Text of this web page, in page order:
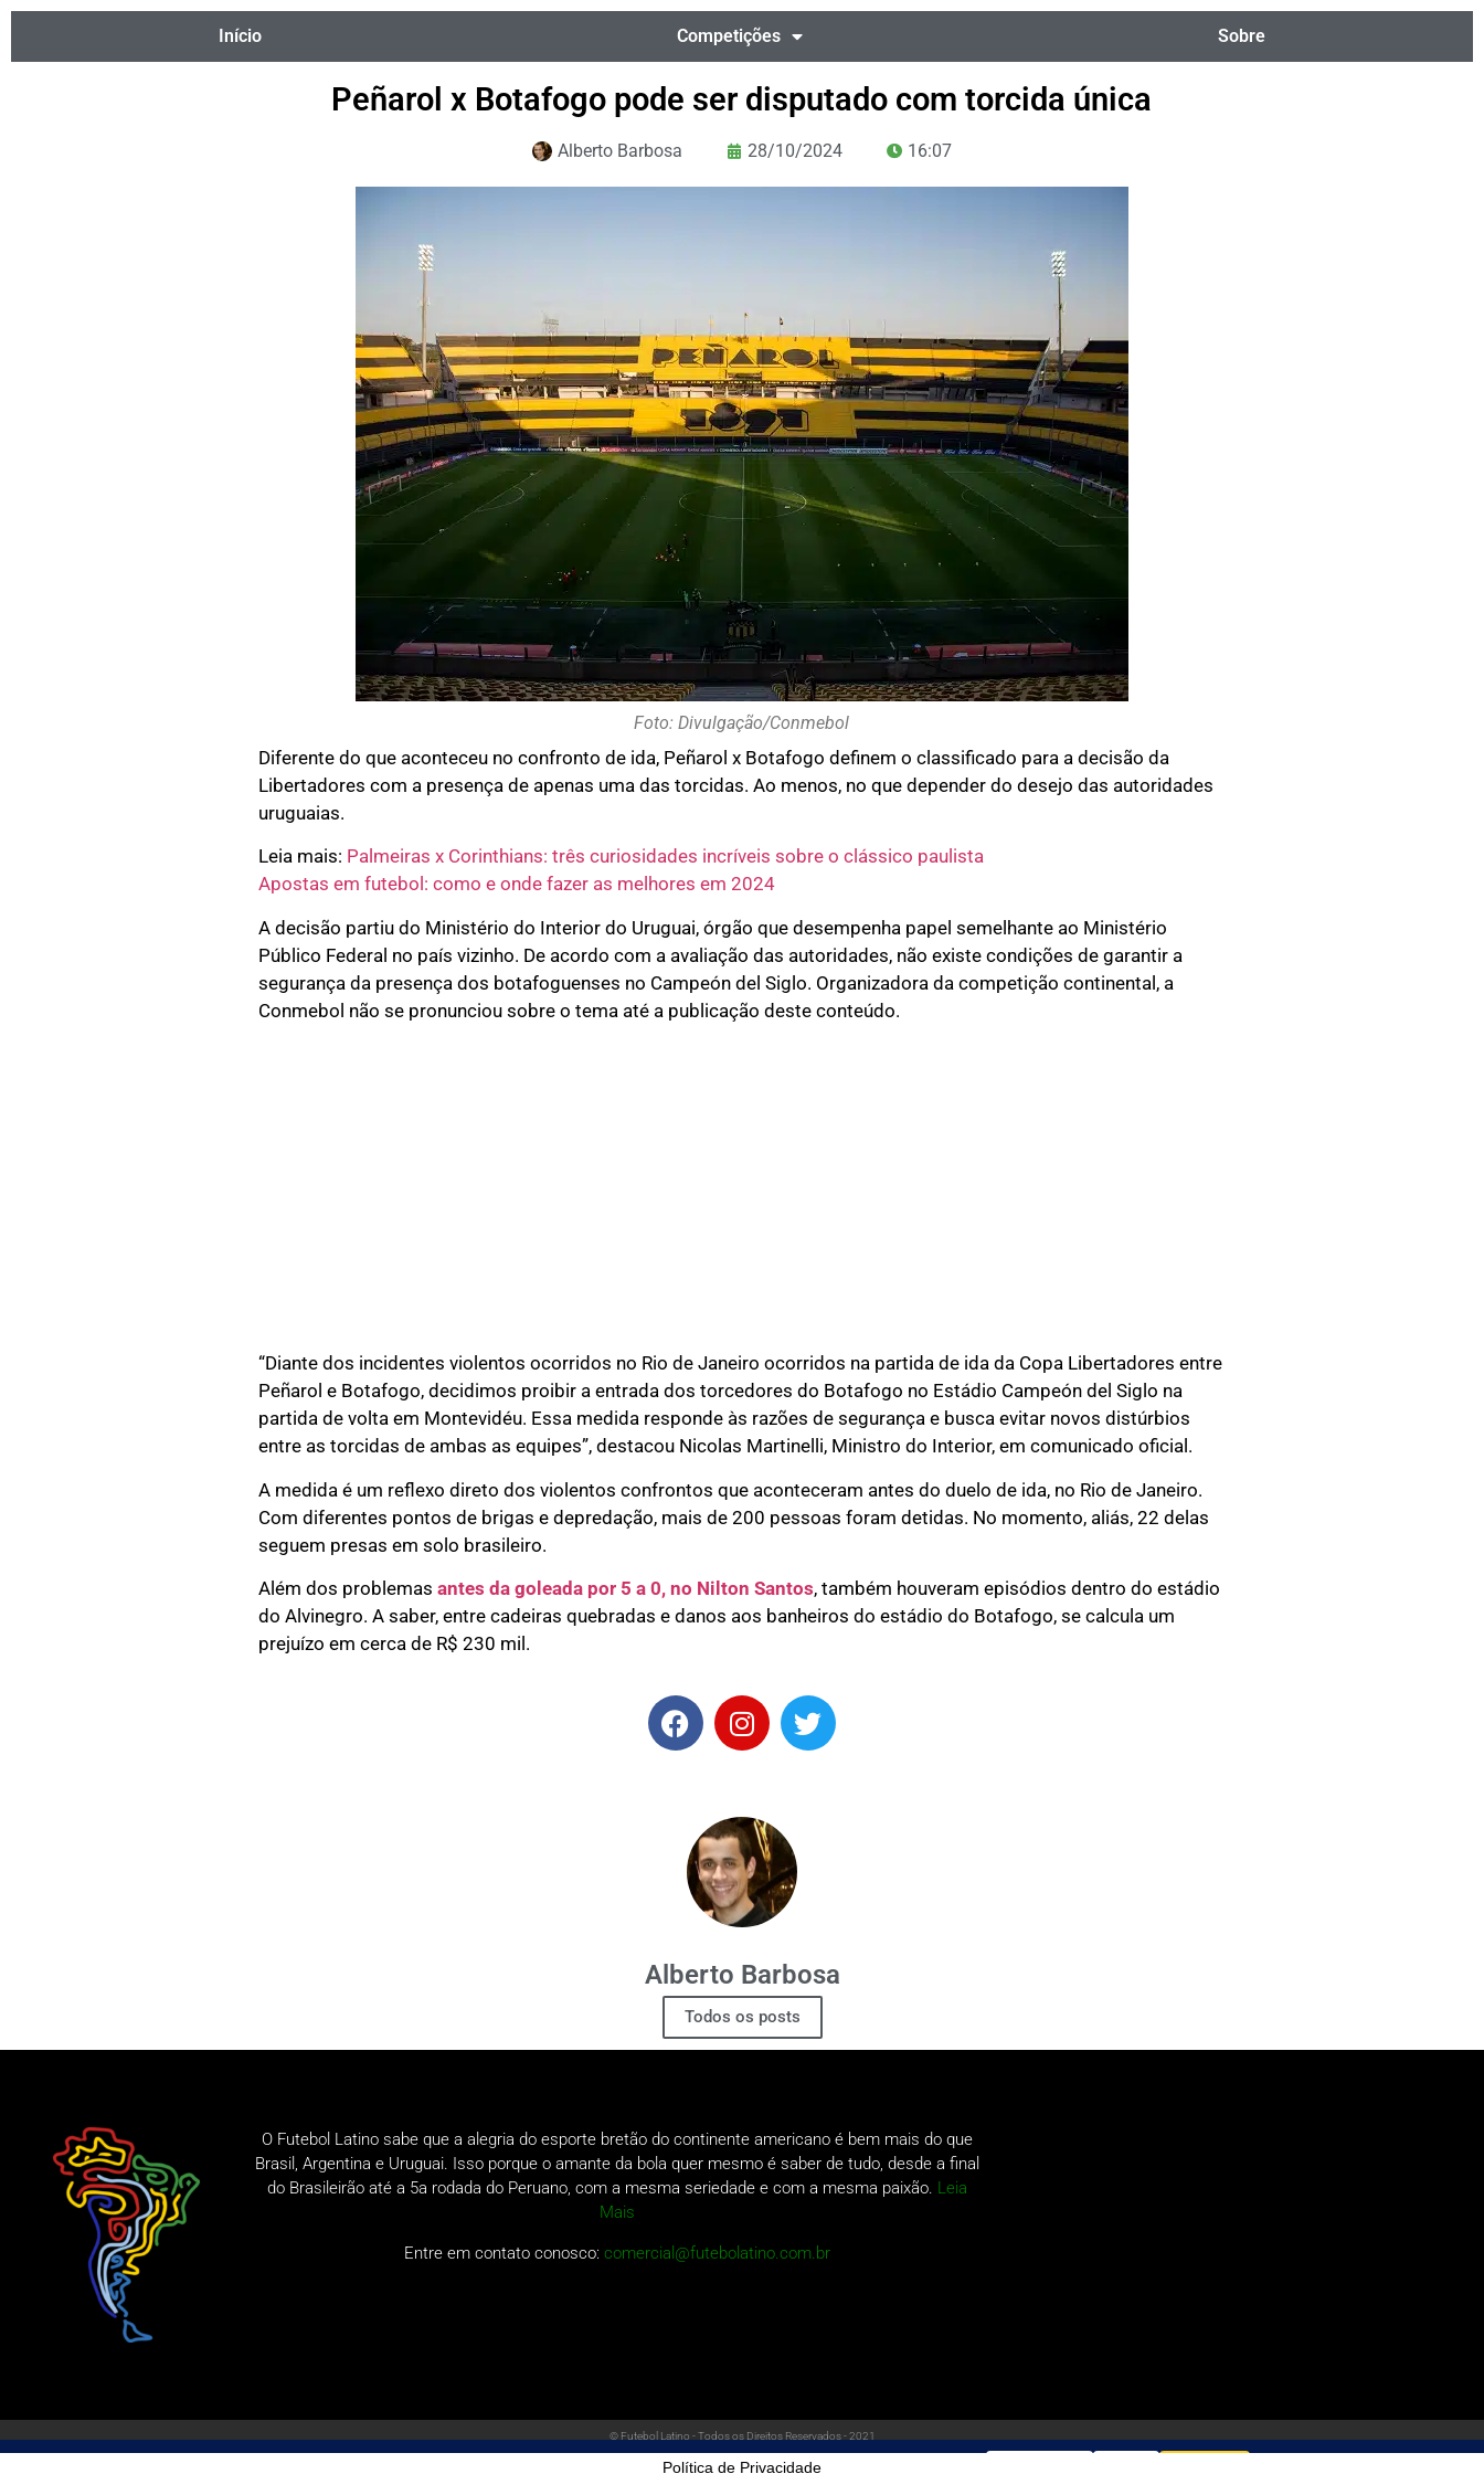
Início Competições Sobre
Peñarol x Botafogo pode ser disputado com torcida única
Alberto Barbosa 28/10/2024 16:07
Foto: Divulgação/Conmebol
Diferente do que aconteceu no confronto de ida, Peñarol x Botafogo definem o classificado para a decisão da
Libertadores com a presença de apenas uma das torcidas. Ao menos, no que depender do desejo das autoridades
uruguaias.
Leia mais: Palmeiras x Corinthians: três curiosidades incríveis sobre o clássico paulista
Apostas em futebol: como e onde fazer as melhores em 2024
A decisão partiu do Ministério do Interior do Uruguai, órgão que desempenha papel semelhante ao Ministério
Público Federal no país vizinho. De acordo com a avaliação das autoridades, não existe condições de garantir a
segurança da presença dos botafoguenses no Campeón del Siglo. Organizadora da competição continental, a
Conmebol não se pronunciou sobre o tema até a publicação deste conteúdo.
“Diante dos incidentes violentos ocorridos no Rio de Janeiro ocorridos na partida de ida da Copa Libertadores entre
Peñarol e Botafogo, decidimos proibir a entrada dos torcedores do Botafogo no Estádio Campeón del Siglo na
partida de volta em Montevidéu. Essa medida responde às razões de segurança e busca evitar novos distúrbios
entre as torcidas de ambas as equipes”, destacou Nicolas Martinelli, Ministro do Interior, em comunicado oficial.
A medida é um reflexo direto dos violentos confrontos que aconteceram antes do duelo de ida, no Rio de Janeiro.
Com diferentes pontos de brigas e depredação, mais de 200 pessoas foram detidas. No momento, aliás, 22 delas
seguem presas em solo brasileiro.
Além dos problemas antes da goleada por 5 a 0, no Nilton Santos, também houveram episódios dentro do estádio
do Alvinegro. A saber, entre cadeiras quebradas e danos aos banheiros do estádio do Botafogo, se calcula um
prejuízo em cerca de R$ 230 mil.
Alberto Barbosa
Todos os posts
O Futebol Latino sabe que a alegria do esporte bretão do continente americano é bem mais do que
Brasil, Argentina e Uruguai. Isso porque o amante da bola quer mesmo é saber de tudo, desde a final
do Brasileirão até a 5a rodada do Peruano, com a mesma seriedade e com a mesma paixão. Leia
Mais
Entre em contato conosco:comercial@futebolatino.com.br
© Futebol Latino - Todos os Direitos Reservados - 2021
Política de Privacidade